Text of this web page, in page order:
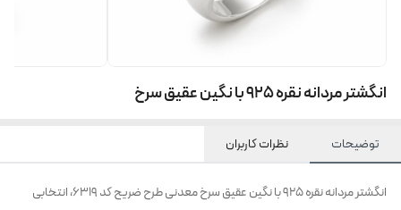
انگشتر مردانه نقره 925 با نگین عقیق سرخ
توضیحات نظرات کاربران
انگشتر مردانه نقره 925 با نگین عقیق سرخ معدنی طرح ضریح کد 6319، انتخابی